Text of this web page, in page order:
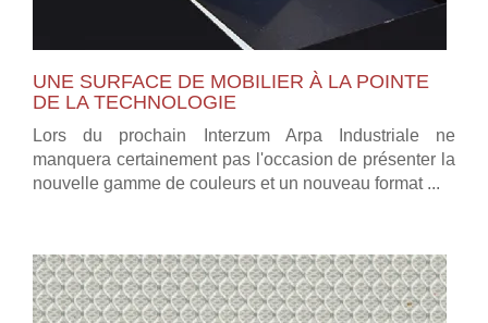
UNE SURFACE DE MOBILIER À LA POINTE
DE LA TECHNOLOGIE
Lors du prochain Interzum Arpa Industriale ne
manquera certainement pas l'occasion de présenter la
nouvelle gamme de couleurs et un nouveau format ...